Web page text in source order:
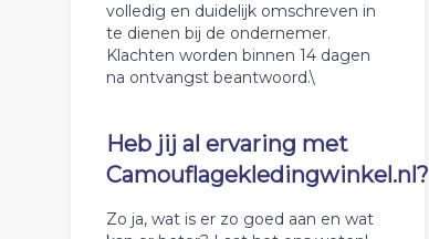
volledig en duidelijk omschreven in
te dienen bij de ondernemer.
Klachten worden binnen 14 dagen
na ontvangst beantwoord.\
Heb jij al ervaring met
Camouflagekledingwinkel.nl?
Zo ja, wat is er zo goed aan en wat